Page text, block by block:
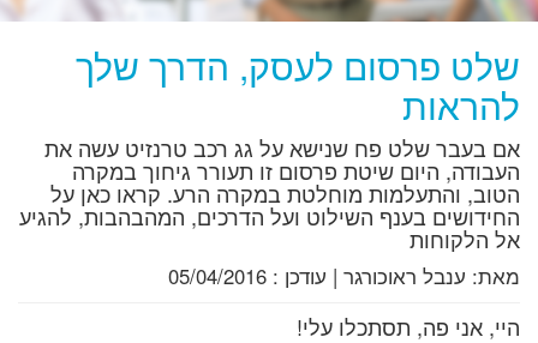
שלט פרסום לעסק, הדרך שלך
להראות
אם בעבר שלט פח שנישא על גג רכב טרנזיט עשה את
העבודה, היום שיטת פרסום זו תעורר גיחוך במקרה
הטוב, והתעלמות מוחלטת במקרה הרע. קראו כאן על
החידושים בענף השילוט ועל הדרכים, המהבהבות, להגיע
אל הלקוחות
מאת: ענבל ראוכורגר | עודכן : 05/04/2016
היי, אני פה, תסתכלו עלי!